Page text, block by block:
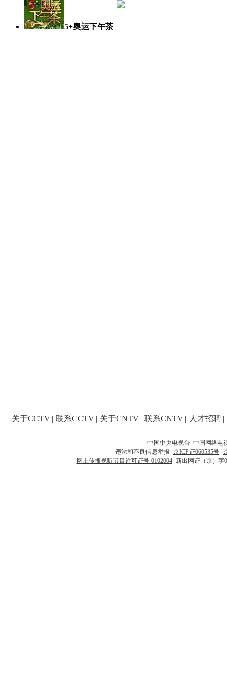
5+奥运下午茶
关于CCTV | 联系CCTV | 关于CNTV | 联系CNTV | 人才招聘 |
中国中央电视台 中国网络电
违法和不良信息举报 京ICP证060535号
网上传播视听节目许可证号 0102004 新出网证（京）